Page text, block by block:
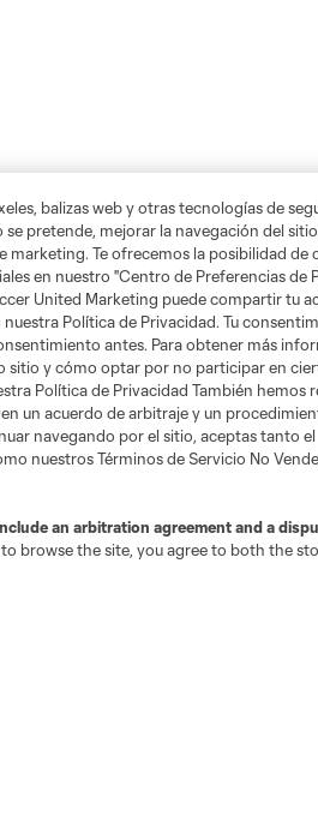
balizas web y otras tecnologías de
pretende, mejorar la navegación del
marketing. Te ofrecemos la posibilidad de
en nuestro "Centro de Preferencias de
United Marketing puede compartir tu
Política de Privacidad. Tu
antes. Para obtener más
y cómo optar por no participar en
Política de Privacidad También hemos
un acuerdo de arbitraje y un
navegando por el sitio, aceptas tanto el
nuestros Términos de Servicio No
an arbitration agreement and a
browse the site, you agree to both the